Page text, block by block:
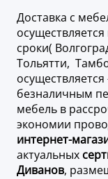
Доставка с
сроки(
Тольятти,
безналичным
мебель в
экономии
интернет-
актуальных
Диванов,